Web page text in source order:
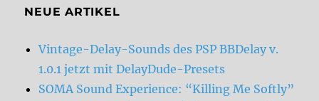
NEUE ARTIKEL
Vintage-Delay-Sounds des PSP BBDelay v.
1.0.1 jetzt mit DelayDude-Presets
SOMA Sound Experience: “Killing Me Softly”